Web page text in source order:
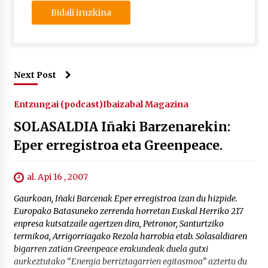
Next Post
Entzungai (podcast)Ibaizabal Magazina
SOLASALDIA Iñaki Barzenarekin:
Eper erregistroa eta Greenpeace.
al. Api 16 , 2007
Gaurkoan, Iñaki Barcenak Eper erregistroa izan du hizpide.
Europako Batasuneko zerrenda horretan Euskal Herriko 217
enpresa kutsatzaile agertzen dira, Petronor, Santurtziko
termikoa, Arrigorriagako Rezola harrobia etab. Solasaldiaren
bigarren zatian Greenpeace erakundeak duela gutxi
aurkeztutako “Energia berriztagarrien egitasmoa” aztertu du